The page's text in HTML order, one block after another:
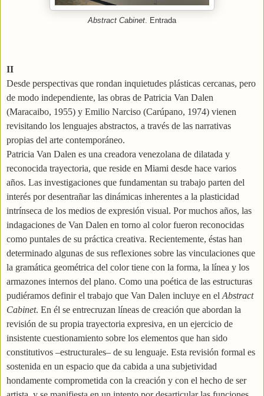
Abstract Cabinet . Entrada
II
Desde perspectivas que rondan inquietudes plásticas cercanas, pero
de modo independiente, las obras de Patricia Van Dalen
(Maracaibo, 1955) y Emilio Narciso (Carúpano, 1974) vienen
revisitando los lenguajes abstractos, a través de las narrativas
propias del arte contemporáneo.
Patricia Van Dalen es una creadora venezolana de dilatada y
reconocida trayectoria, que reside en Miami desde hace varios
años. Las investigaciones que fundamentan su trabajo parten del
interés por desentrañar las dinámicas inherentes a la plasticidad
intrínseca de los medios de expresión visual. Por muchos años, las
indagaciones de Van Dalen en torno al color fueron reconocidas
como puntales de su práctica creativa. Recientemente, éstas han
determinado algunas de sus reflexiones sobre las vinculaciones que
la gramática geométrica del color tiene con la forma, la línea y los
armazones internos del plano. Como una poética de las estructuras
pudiéramos definir el trabajo que Van Dalen incluye en el Abstract
Cabinet. En él se entrecruzan líneas de creación que abordan la
revisión de su propia trayectoria expresiva, en un ejercicio de
insistente cuestionamiento sobre los elementos que han sido
constitutivos –estructurales– de su lenguaje. Esta revisión formal es
sostenida en un espacio que da cabida a una subjetividad
hondamente comprometida con la creación y con el hecho de ser